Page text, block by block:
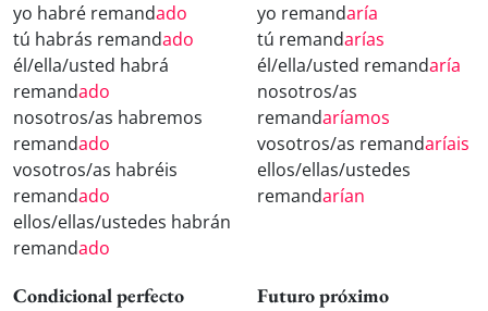
yo habré remandado
tú habrás remandado
él/ella/usted habrá
remandado
nosotros/as habremos
remandado
vosotros/as habréis
remandado
ellos/ellas/ustedes habrán
remandado
yo remandaría
tú remandarías
él/ella/usted remandaría
nosotros/as
remandaríamos
vosotros/as remandaríais
ellos/ellas/ustedes
remandarían
Condicional perfecto Futuro próximo